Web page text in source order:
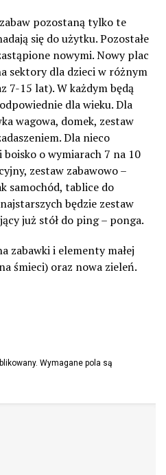
pozostaną tylko te
się do użytku. Pozostałe
nowymi. Nowy plac
sektory dla dzieci w różnym
7-15 lat). W każdym będą
dla wieku. Dla
wagowa, domek, zestaw
Dla nieco
o wymiarach 7 na 10
zestaw zabawowo –
samochód, tablice do
będzie zestaw
już stół do ping – ponga.
zabawki i elementy małej
śmieci) oraz nowa zieleń.
Wymagane pola są